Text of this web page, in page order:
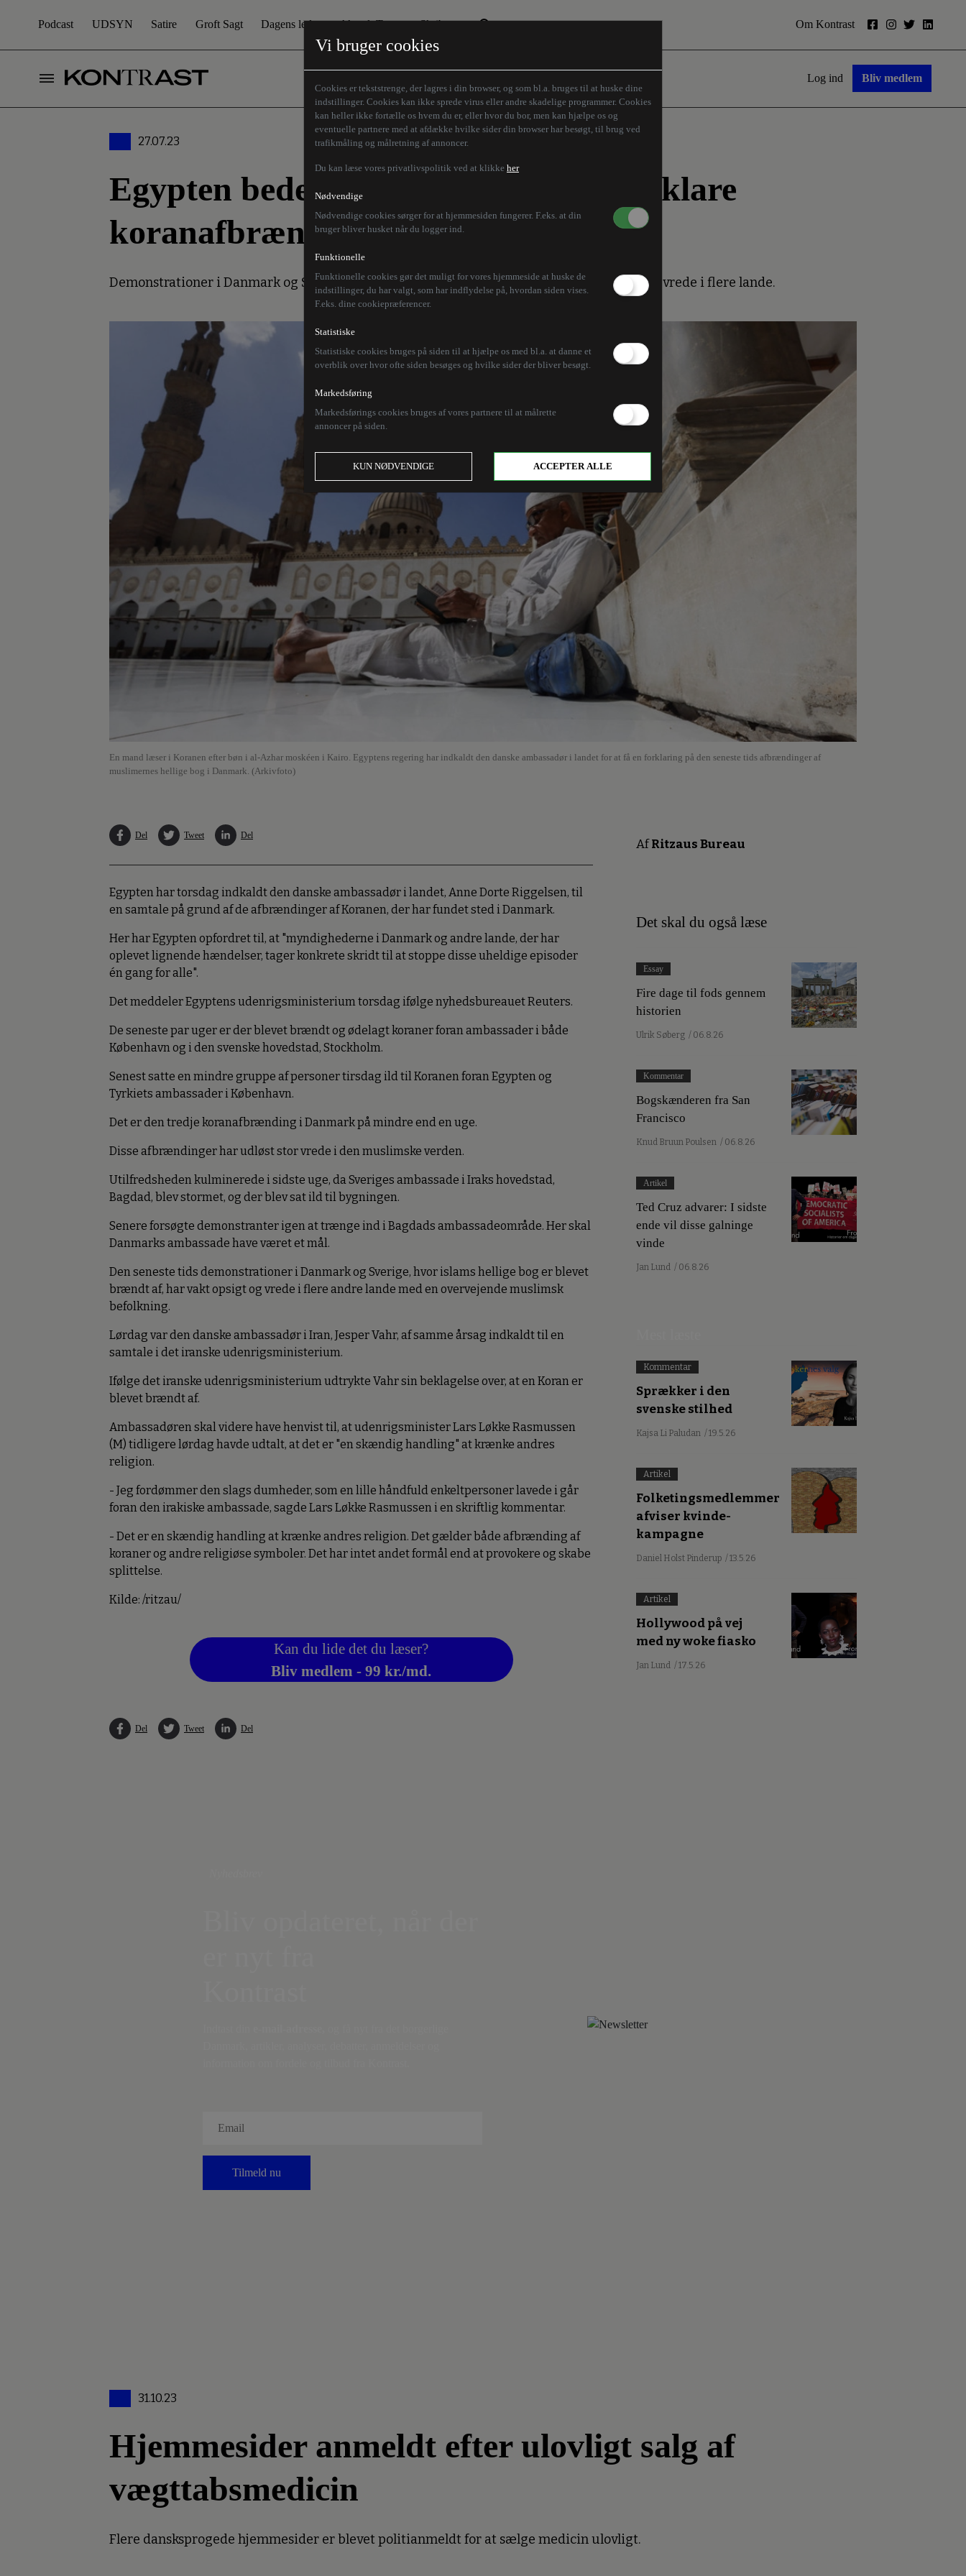
Vi bruger cookies
Cookies er tekststrenge, der lagres i din browser, og som bl.a. bruges til at huske dine
indstillinger. Cookies kan ikke sprede virus eller andre skadelige programmer. Cookies
kan heller ikke fortælle os hvem du er, eller hvor du bor, men kan hjælpe os og
eventuelle partnere med at afdække hvilke sider din browser har besøgt, til brug ved
trafikmåling og målretning af annoncer.
Du kan læse vores privatlivspolitik ved at klikke her
Nødvendige
Nødvendige cookies sørger for at hjemmesiden fungerer. F.eks. at din
bruger bliver husket når du logger ind.
Funktionelle
Funktionelle cookies gør det muligt for vores hjemmeside at huske de
indstillinger, du har valgt, som har indflydelse på, hvordan siden vises.
F.eks. dine cookiepræferencer.
Statistiske
Statistiske cookies bruges på siden til at hjælpe os med bl.a. at danne et
overblik over hvor ofte siden besøges og hvilke sider der bliver besøgt.
Markedsføring
Markedsførings cookies bruges af vores partnere til at målrette
annoncer på siden.
KUN NØDVENDIGE ACCEPTER ALLE
Podcast UDSYN Satire Groft Sagt Dagens leder Aktuelt Tema
Den borgelige brille
Humaniora forfra
Store Danskere
Skribenter
Z-aksen
Om Kontrast
Log ind Bliv medlem
27.07.23
Egypten beder dansk ambassadør forklare
koranafbrændinger
Demonstrationer i Danmark og Sverige, hvor Koranen er blevet brændt af, vækker opsigt og vrede i flere lande.
En mand læser i Koranen efter bøn i al-Azhar moskéen i Kairo. Egyptens regering har indkaldt den danske ambassadør i landet for at få en forklaring på den seneste tids afbrændinger af
muslimernes hellige bog i Danmark. (Arkivfoto)
Del Tweet Del
Egypten har torsdag indkaldt den danske ambassadør i landet, Anne Dorte Riggelsen, til
en samtale på grund af de afbrændinger af Koranen, der har fundet sted i Danmark.
Her har Egypten opfordret til, at "myndighederne i Danmark og andre lande, der har
oplevet lignende hændelser, tager konkrete skridt til at stoppe disse uheldige episoder
én gang for alle".
Det meddeler Egyptens udenrigsministerium torsdag ifølge nyhedsbureauet Reuters.
De seneste par uger er der blevet brændt og ødelagt koraner foran ambassader i både
København og i den svenske hovedstad, Stockholm.
Senest satte en mindre gruppe af personer tirsdag ild til Koranen foran Egypten og
Tyrkiets ambassader i København.
Det er den tredje koranafbrænding i Danmark på mindre end en uge.
Disse afbrændinger har udløst stor vrede i den muslimske verden.
Utilfredsheden kulminerede i sidste uge, da Sveriges ambassade i Iraks hovedstad,
Bagdad, blev stormet, og der blev sat ild til bygningen.
Senere forsøgte demonstranter igen at trænge ind i Bagdads ambassadeområde. Her skal
Danmarks ambassade have været et mål.
Den seneste tids demonstrationer i Danmark og Sverige, hvor islams hellige bog er blevet
brændt af, har vakt opsigt og vrede i flere andre lande med en overvejende muslimsk
befolkning.
Lørdag var den danske ambassadør i Iran, Jesper Vahr, af samme årsag indkaldt til en
samtale i det iranske udenrigsministerium.
Ifølge det iranske udenrigsministerium udtrykte Vahr sin beklagelse over, at en Koran er
blevet brændt af.
Ambassadøren skal videre have henvist til, at udenrigsminister Lars Løkke Rasmussen
(M) tidligere lørdag havde udtalt, at det er "en skændig handling" at krænke andres
religion.
- Jeg fordømmer den slags dumheder, som en lille håndfuld enkeltpersoner lavede i går
foran den irakiske ambassade, sagde Lars Løkke Rasmussen i en skriftlig kommentar.
- Det er en skændig handling at krænke andres religion. Det gælder både afbrænding af
koraner og andre religiøse symboler. Det har intet andet formål end at provokere og skabe
splittelse.
Kilde: /ritzau/
Kan du lide det du læser?
Bliv medlem - 99 kr./md.
Del Tweet Del
AfRitzaus Bureau
Det skal du også læse
Essay
Fire dage til fods gennem
historien
Ulrik Søberg / 06.8.26
Kommentar
Bogskænderen fra San
Francisco
Knud Bruun Poulsen / 06.8.26
Artikel
Ted Cruz advarer: I sidste
ende vil disse galninge
vinde
Jan Lund / 06.8.26
Kommentar
Sprækker i den
svenske stilhed
Kajsa Li Paludan / 19.5.26
Artikel
Folketingsmedlemmer
afviser kvinde-
kampagne
Daniel Holst Pinderup / 13.5.26
Artikel
Hollywood på vej
med ny woke fiasko
Jan Lund / 17.5.26
Tilmeld nu
31.10.23
Hjemmesider anmeldt efter ulovligt salg af
vægttabsmedicin
Flere dansksprogede hjemmesider er blevet politianmeldt for at sælge medicin ulovligt.